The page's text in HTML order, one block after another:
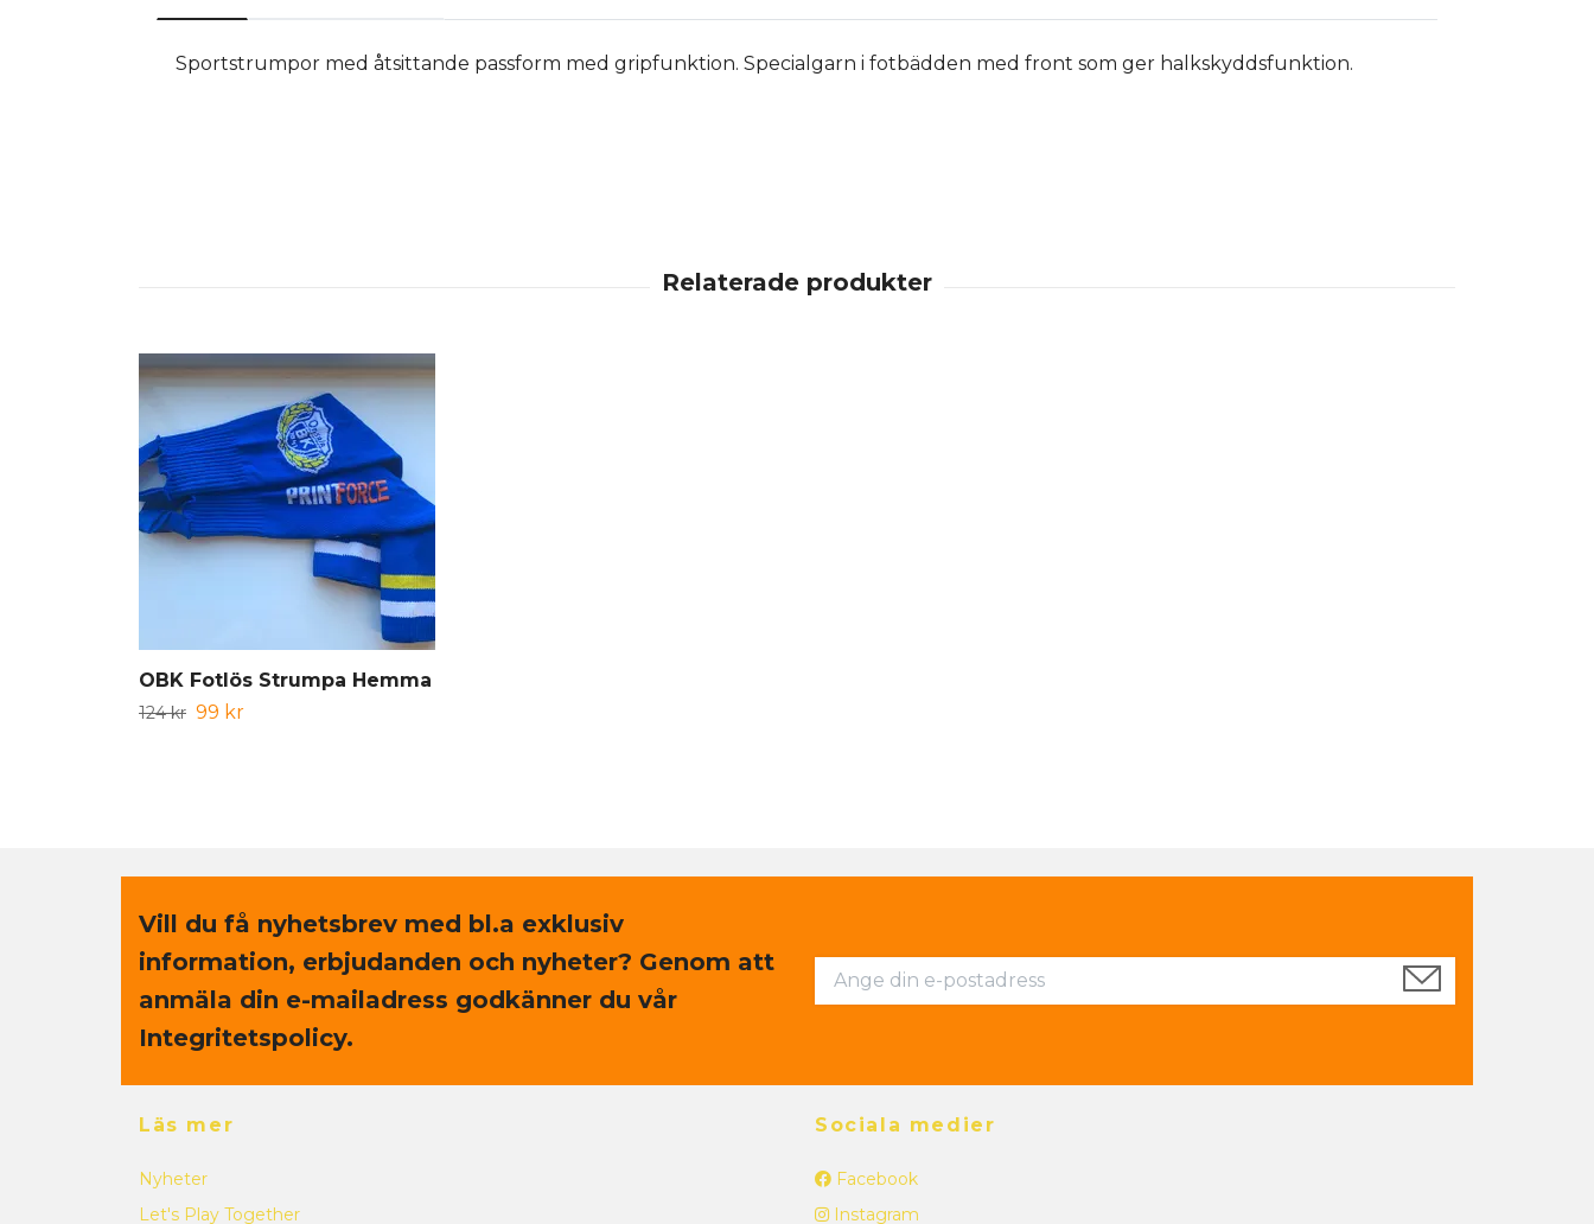
Sportstrumpor med åtsittande passform med gripfunktion. Specialgarn i fotbädden med front som ger halkskyddsfunktion.
OBK Fotlös Strumpa Hemma
124 kr 99 kr
Vill du få nyhetsbrev med bl.a exklusiv
information, erbjudanden och nyheter? Genom att
anmäla din e-mailadress godkänner du vår
Integritetspolicy.
Läs mer
Nyheter
Let's Play Together
Sociala medier
Facebook
Instagram